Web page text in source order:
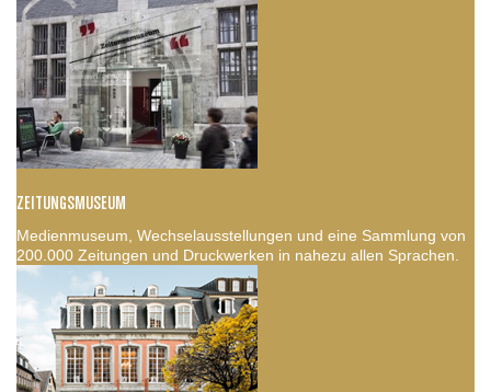
ZEITUNGSMUSEUM
Medienmuseum, Wechselausstellungen und eine Sammlung von
200.000 Zeitungen und Druckwerken in nahezu allen Sprachen.